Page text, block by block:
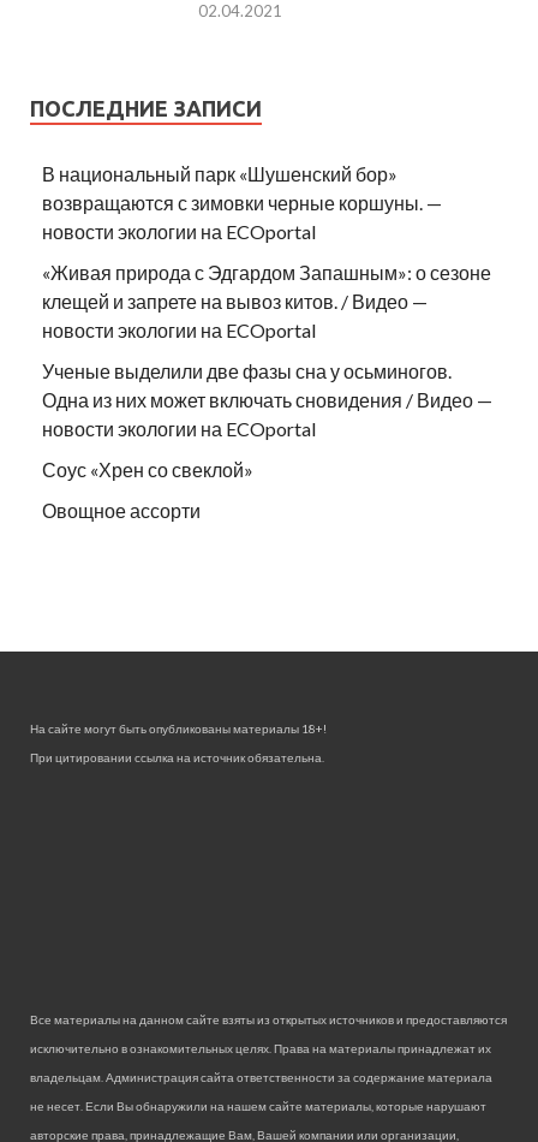
02.04.2021
ПОСЛЕДНИЕ ЗАПИСИ
В национальный парк «Шушенский бор»
возвращаются с зимовки черные коршуны. —
новости экологии на ECOportal
«Живая природа с Эдгардом Запашным»: о сезоне
клещей и запрете на вывоз китов. / Видео —
новости экологии на ECOportal
Ученые выделили две фазы сна у осьминогов.
Одна из них может включать сновидения / Видео —
новости экологии на ECOportal
Соус «Хрен со свеклой»
Овощное ассорти
На сайте могут быть опубликованы материалы 18+!
При цитировании ссылка на источник обязательна.
Все материалы на данном сайте взяты из открытых источников и предоставляются
исключительно в ознакомительных целях. Права на материалы принадлежат их
владельцам. Администрация сайта ответственности за содержание материала
не несет. Если Вы обнаружили на нашем сайте материалы, которые нарушают
авторские права, принадлежащие Вам, Вашей компании или организации,